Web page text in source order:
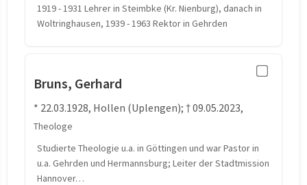
1919 - 1931 Lehrer in Steimbke (Kr. Nienburg), danach in
Woltringhausen, 1939 - 1963 Rektor in Gehrden
Bruns, Gerhard
* 22.03.1928, Hollen (Uplengen); † 09.05.2023,
Theologe
Studierte Theologie u.a. in Göttingen und war Pastor in
u.a. Gehrden und Hermannsburg; Leiter der Stadtmission
Hannover…